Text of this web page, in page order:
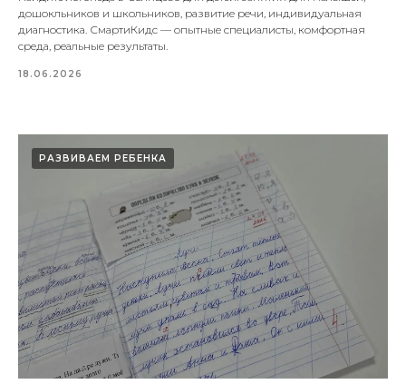
дошокльников и школьников, развитие речи, индивидуальная
диагностика. СмартиКидс — опытные специалисты, комфортная
среда, реальные результаты.
18.06.2026
РАЗВИВАЕМ РЕБЕНКА